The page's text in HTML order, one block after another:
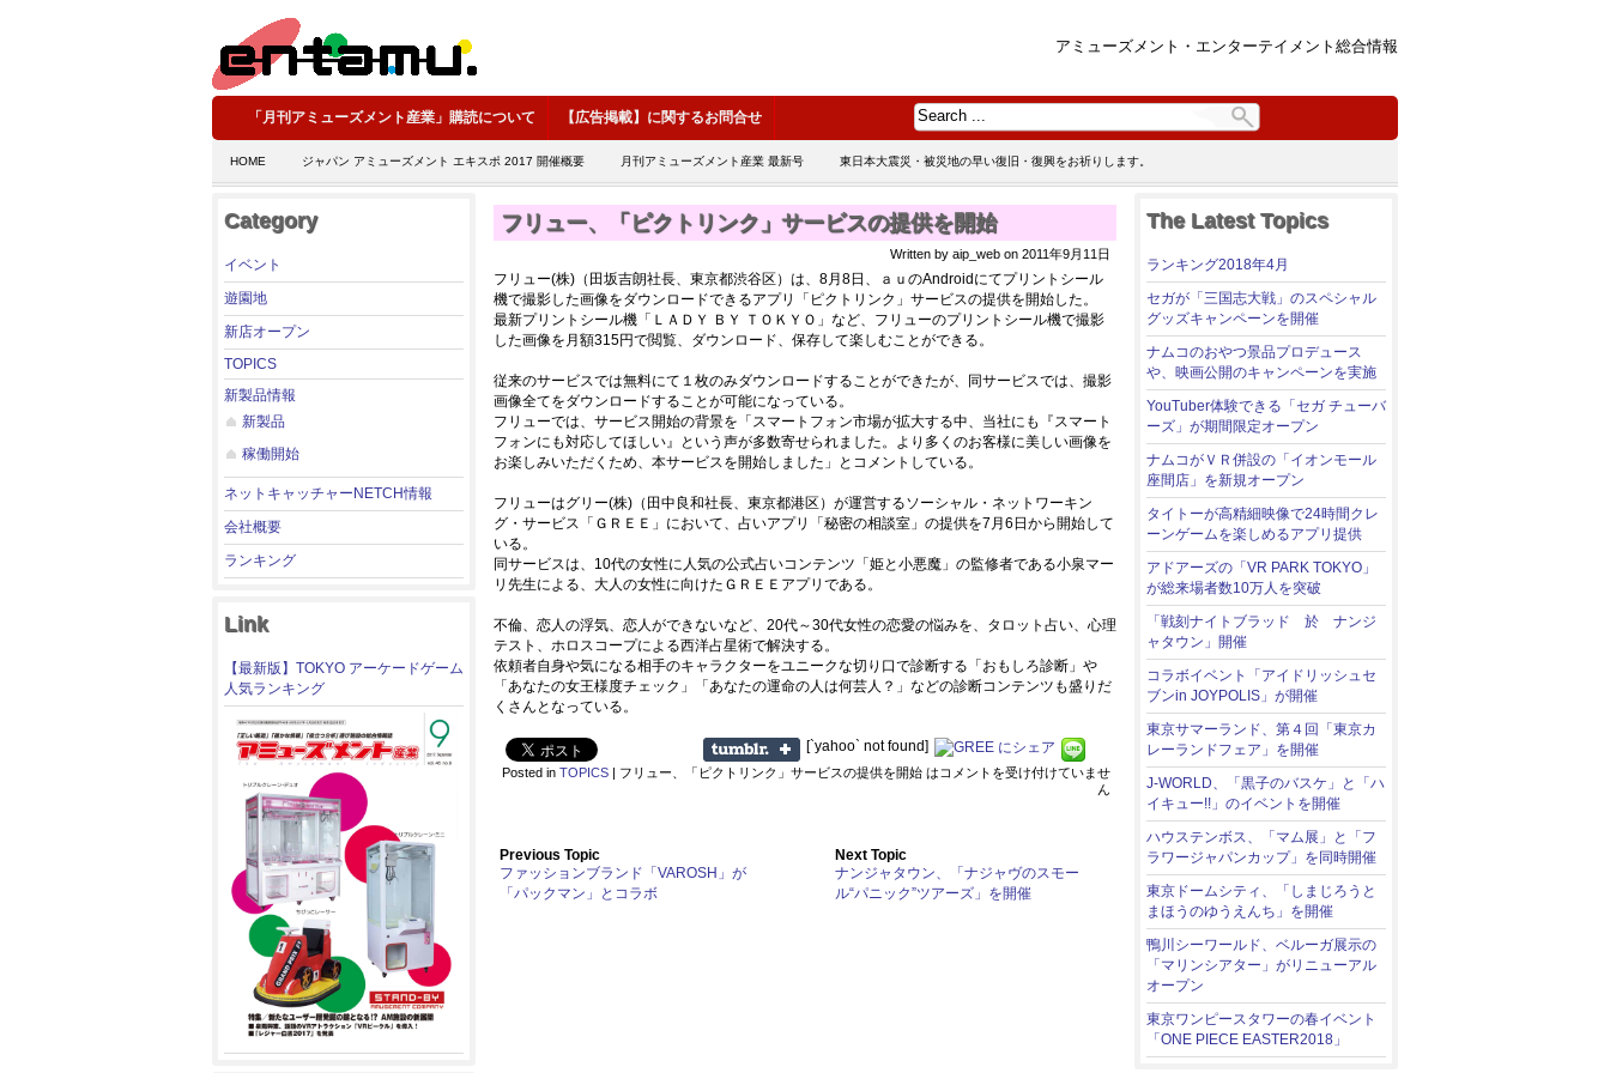
アミューズメント・エンターテイメント総合情報
「月刊アミューズメント産業」購読について 【広告掲載】に関するお問合せ
HOME ジャパン アミューズメント エキスポ 2017 開催概要 月刊アミューズメント産業 最新号 東日本大震災・被災地の早い復旧・復興をお祈りします。
Category
イベント
遊園地
新店オープン
TOPICS
新製品情報
新製品
稼働開始
ネットキャッチャーNETCH情報
会社概要
ランキング
Link
【最新版】TOKYO アーケードゲーム
人気ランキング
フリュー、「ピクトリンク」サービスの提供を開始
Written by aip_web on 2011年9月11日
フリュー(株)（田坂吉朗社長、東京都渋谷区）は、8月8日、ａｕのAndroidにてプリントシール
機で撮影した画像をダウンロードできるアプリ「ピクトリンク」サービスの提供を開始した。
最新プリントシール機「ＬＡＤＹ ＢＹ ＴＯＫＹＯ」など、フリューのプリントシール機で撮影
した画像を月額315円で閲覧、ダウンロード、保存して楽しむことができる。
従来のサービスでは無料にて１枚のみダウンロードすることができたが、同サービスでは、撮影
画像全てをダウンロードすることが可能になっている。
フリューでは、サービス開始の背景を「スマートフォン市場が拡大する中、当社にも『スマート
フォンにも対応してほしい』という声が多数寄せられました。より多くのお客様に美しい画像を
お楽しみいただくため、本サービスを開始しました」とコメントしている。
フリューはグリー(株)（田中良和社長、東京都港区）が運営するソーシャル・ネットワーキン
グ・サービス「ＧＲＥＥ」において、占いアプリ「秘密の相談室」の提供を7月6日から開始して
いる。
同サービスは、10代の女性に人気の公式占いコンテンツ「姫と小悪魔」の監修者である小泉マー
リ先生による、大人の女性に向けたＧＲＥＥアプリである。
不倫、恋人の浮気、恋人ができないなど、20代～30代女性の恋愛の悩みを、タロット占い、心理
テスト、ホロスコープによる西洋占星術で解決する。
依頼者自身や気になる相手のキャラクターをユニークな切り口で診断する「おもしろ診断」や
「あなたの女王様度チェック」「あなたの運命の人は何芸人？」などの診断コンテンツも盛りだ
くさんとなっている。
[`yahoo` not found]
Posted in TOPICS| フリュー、「ピクトリンク」サービスの提供を開始 は コメントを受け付けていませ
ん
Previous Topic
ファッションブランド「VAROSH」が
「パックマン」とコラボ
Next Topic
ナンジャタウン、「ナジャヴのスモー
ル“パニック”ツアーズ」を開催
The Latest Topics
ランキング2018年4月
セガが「三国志大戦」のスペシャル
グッズキャンペーンを開催
ナムコのおやつ景品プロデュース
や、映画公開のキャンペーンを実施
YouTuber体験できる「セガ チューバ
ーズ」が期間限定オープン
ナムコがＶＲ併設の「イオンモール
座間店」を新規オープン
タイトーが高精細映像で24時間クレ
ーンゲームを楽しめるアプリ提供
アドアーズの「VR PARK TOKYO」
が総来場者数10万人を突破
「戦刻ナイトブラッド 於 ナンジ
ャタウン」開催
コラボイベント「アイドリッシュセ
ブンin JOYPOLIS」が開催
東京サマーランド、第４回「東京カ
レーランドフェア」を開催
J-WORLD、「黒子のバスケ」と「ハ
イキュー!!」のイベントを開催
ハウステンボス、「マム展」と「フ
ラワージャパンカップ」を同時開催
東京ドームシティ、「しまじろうと
まほうのゆうえんち」を開催
鴨川シーワールド、ベルーガ展示の
「マリンシアター」がリニューアル
オープン
東京ワンピースタワーの春イベント
「ONE PIECE EASTER2018」